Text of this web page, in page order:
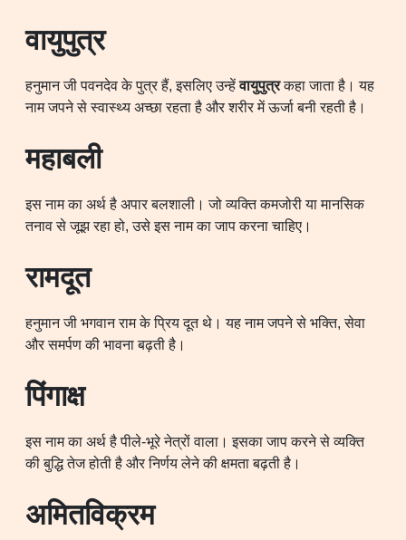
वायुपुत्र
हनुमान जी पवनदेव के पुत्र हैं, इसलिए उन्हेंवायुपुत्रकहा जाता है। यह
नाम जपने से स्वास्थ्य अच्छा रहता है और शरीर में ऊर्जा बनी रहती है।
महाबली
इस नाम का अर्थ है अपार बलशाली। जो व्यक्ति कमजोरी या मानसिक
तनाव से जूझ रहा हो, उसे इस नाम का जाप करना चाहिए।
रामदूत
हनुमान जी भगवान राम के प्रिय दूत थे। यह नाम जपने से भक्ति, सेवा
और समर्पण की भावना बढ़ती है।
पिंगाक्ष
इस नाम का अर्थ है पीले-भूरे नेत्रों वाला। इसका जाप करने से व्यक्ति
की बुद्धि तेज होती है और निर्णय लेने की क्षमता बढ़ती है।
अमितविक्रम